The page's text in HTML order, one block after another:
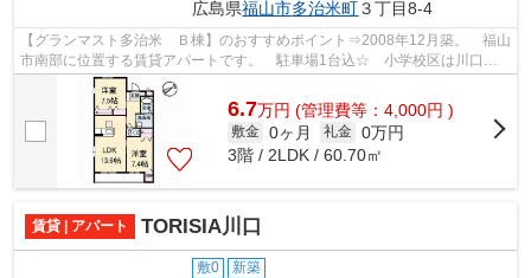
広島県福山市多治米町３丁目8-4
【グランマスト多治米 Ｂ棟】のおすすめポイント⇒2008年12月築。 福山
市南部に位置する賃貸アパートです。 駐車場1台込☆ 小学校区は川口小
学校です。 最寄りのコンビニエンススト...
6.7万円 (管理費等：4,000円 )
敷金 0ヶ月 礼金 0万円
3階 / 2LDK / 60.70㎡
賃貸 | アパート TORISIA川口
敷0 新築